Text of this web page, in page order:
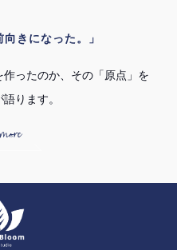
向きになった。」
ったのか、その「原点」を
ります。